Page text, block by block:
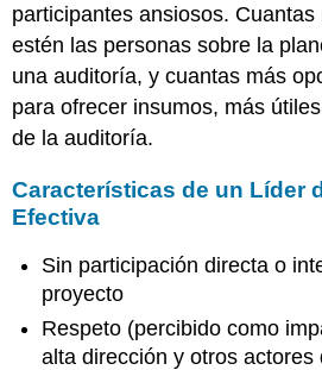
participantes ansiosos.
estén las personas sobre la
una auditoría, y cuantas más
para ofrecer insumos, más
de la auditoría.
Características de un Líder
Efectiva
Sin participación directa o
proyecto
Respeto (percibido como
alta dirección y otros actores